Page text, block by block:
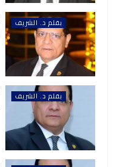
بقلم د. الشريف
بقلم د. الشريف